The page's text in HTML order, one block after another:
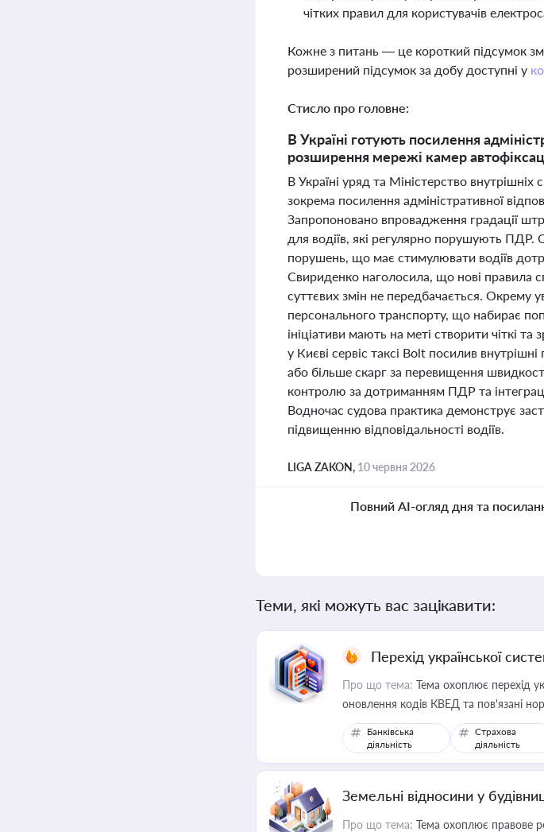
чітких правил для користувачів
Кожне з питань — це короткий підсумок
розширений підсумок за добу доступні у
Стисло про головне:
В Україні готують посилення
розширення мережі камер
В Україні уряд та Міністерство
зокрема посилення адміністративної
Запропоновано впровадження градації
для водіїв, які регулярно порушують ПДР.
порушень, що має стимулювати водіїв
Свириденко наголосила, що нові правила
суттєвих змін не передбачається. Окрему
персонального транспорту, що набирає
ініціативи мають на меті створити чіткі
у Києві сервіс таксі Bolt посилив
або більше скарг за перевищення
контролю за дотриманням ПДР та
Водночас судова практика демонструє
підвищенню відповідальності водіїв.
LIGA ZAKON, 10 червня 2026
Повний AI-огляд дня та
Теми, які можуть вас зацікавити:
Перехід української
Про що тема: Тема охоплює перехід
оновлення кодів КВЕД та пов'язані
Банківська
діяльність
Страхова
діяльність
Земельні відносини у
Про що тема: Тема охоплює правове